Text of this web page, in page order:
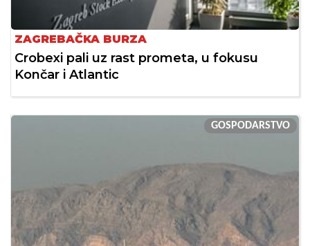
ZAGREBAČKA BURZA
Crobexi pali uz rast prometa, u fokusu
Končar i Atlantic
GOSPODARSTVO